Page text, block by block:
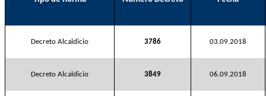
Decreto Alcaldicio 3786 03.09.2018
Decreto Alcaldicio 3849 06.09.2018